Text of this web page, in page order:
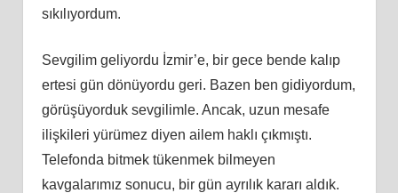
sıkılıyordum.
Sevgilim geliyordu İzmir’e, bir gece bende kalıp
ertesi gün dönüyordu geri. Bazen ben gidiyordum,
görüşüyorduk sevgilimle. Ancak, uzun mesafe
ilişkileri yürümez diyen ailem haklı çıkmıştı.
Telefonda bitmek tükenmek bilmeyen
kavgalarımız sonucu, bir gün ayrılık kararı aldık.